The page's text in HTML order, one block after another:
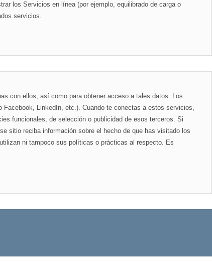
los Servicios en línea (por ejemplo, equilibrado de carga o
servicios.
con ellos, así como para obtener acceso a tales datos. Los
LinkedIn, etc.). Cuando te conectas a estos servicios,
funcionales, de selección o publicidad de esos terceros. Si
sitio reciba información sobre el hecho de que has visitado los
ni tampoco sus políticas o prácticas al respecto. Es